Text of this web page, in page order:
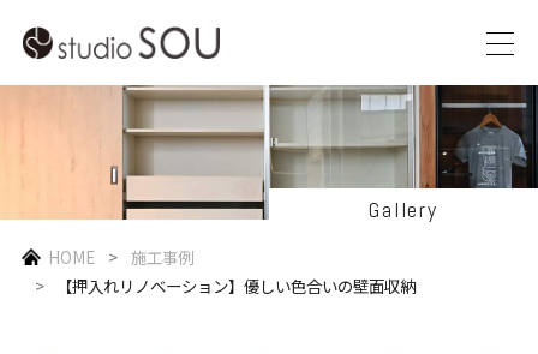
Gallery
HOME
施工事例
【押入れリノベーション】優しい色合いの壁面収納